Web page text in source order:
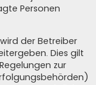
Personen
der Betreiber
Dies gilt
zur